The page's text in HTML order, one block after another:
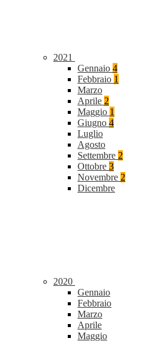
2021
Gennaio 4
Febbraio 1
Marzo
Aprile 2
Maggio 1
Giugno 4
Luglio
Agosto
Settembre 2
Ottobre 3
Novembre 2
Dicembre
2020
Gennaio
Febbraio
Marzo
Aprile
Maggio